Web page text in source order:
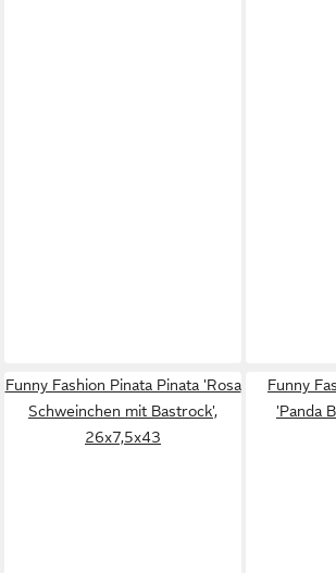
Funny Fashion Pinata Pinata 'Rosa
Schweinchen mit Bastrock',
26x7,5x43
Funny
'Panda